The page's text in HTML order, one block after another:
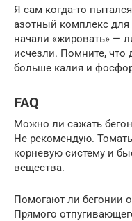
Я сам когда-то
азотный комплекс для
начали «жировать» —
исчезли. Помните,
больше калия и
FAQ
Можно ли сажать
Не рекомендую.
корневую систему и
вещества.
Помогают ли бегонии
Прямого